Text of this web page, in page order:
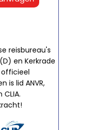
reisbureau's
en Kerkrade
officieel
is lid ANVR,